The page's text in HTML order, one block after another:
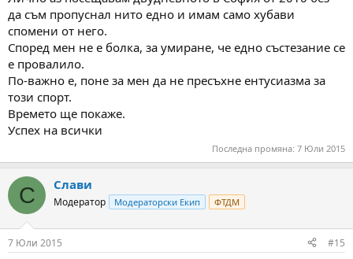
да съм пропуснал нито едно и имам само хубави
спомени от него.
Според мен не е болка, за умиране, че едно състезание се
е провалило.
По-важно е, поне за мен да не пресъхне ентусиазма за
този спорт.
Времето ще покаже.
Успех на всички
Последна промяна: 7 Юли 2015
С Слави
Модератор Модераторски Екип ФТДМ
7 Юли 2015 #15